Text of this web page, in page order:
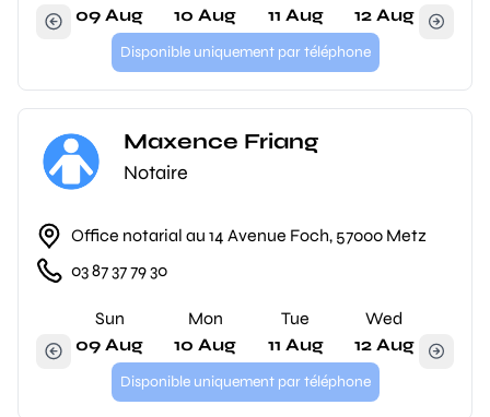
09 Aug
10 Aug
11 Aug
12 Aug
Disponible uniquement par téléphone
Maxence Friang
Notaire
Office notarial au 14 Avenue Foch, 57000 Metz
03 87 37 79 30
Sun
09 Aug
Mon
10 Aug
Tue
11 Aug
Wed
12 Aug
Disponible uniquement par téléphone